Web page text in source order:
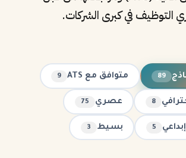
التوظيف في كبرى الشركات.
89 متوافق مع ATS 9
8 عصري 75
إبداعي 5 بسيط 3